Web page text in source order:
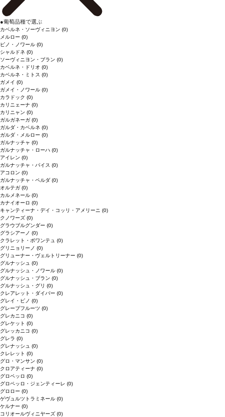
●葡萄品種で選ぶ
カベルネ・ソーヴィニヨン (0)
メルロー (0)
ピノ・ノワール (0)
シャルドネ (0)
ソーヴィニヨン・ブラン (0)
カベルネ・ドリオ (0)
カベルネ・ミトス (0)
ガメイ (0)
ガメイ・ノワール (0)
カラドック (0)
カリニェーナ (0)
カリニャン (0)
ガルガネーガ (0)
ガルダ・カベルネ (0)
ガルダ・メルロー (0)
ガルナッチャ (0)
ガルナッチャ・ローハ (0)
アイレン (0)
ガルナッチャ・パイス (0)
アコロン (0)
ガルナッチャ・ペルダ (0)
オルテガ (0)
カルメネール (0)
カナイオーロ (0)
キャンティーナ・デイ・コッリ・アメリーニ (0)
クノワーズ (0)
グラウブルグンダー (0)
グラシアーノ (0)
クラレット・ボワンテュ (0)
グリニョリーノ (0)
グリューナー・ヴェルトリーナー (0)
グルナッシュ (0)
グルナッシュ・ノワール (0)
グルナッシュ・ブラン (0)
グルナッシュ・グリ (0)
クレアレット・ダイバー (0)
グレイ・ピノ (0)
グレープフルーツ (0)
グレカニコ (0)
グレケット (0)
グレッカニコ (0)
グレラ (0)
グレナッシュ (0)
クレレット (0)
グロ・マンサン (0)
クロアティーナ (0)
グロペッロ (0)
グロペッロ・ジェンティーレ (0)
グロロー (0)
ゲヴュルツトラミネール (0)
ケルナー (0)
コリオールヴィニヤーズ (0)